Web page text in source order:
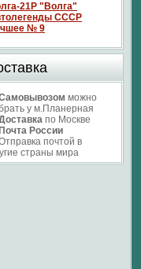
21P "Волга"
СССР
№ 9
можно
у м.Планерная
по Москве
Почта России
почтой в
страны мира